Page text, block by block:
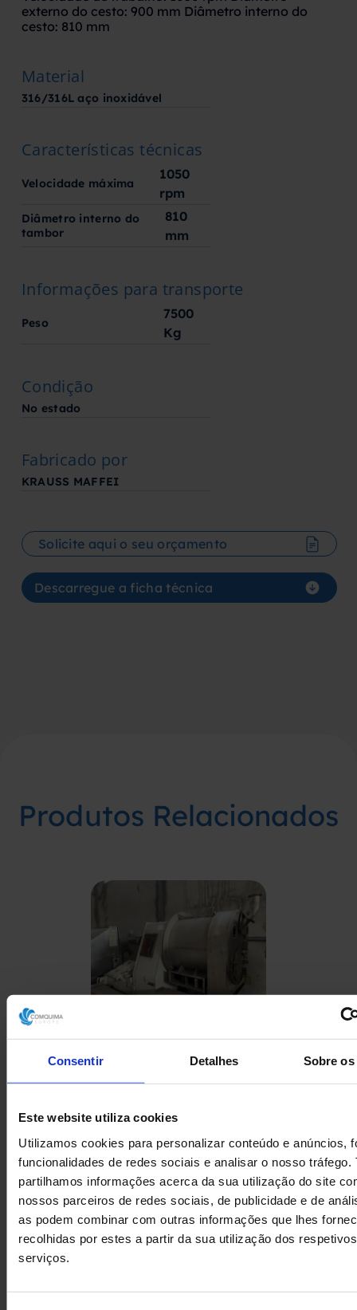
Consentir Detalhes Sobre
Este website utiliza cookies
Utilizamos cookies para personalizar conteúdo e anúncios,
funcionalidades de redes sociais e analisar o nosso tráfego.
partilhamos informações acerca da sua utilização do site
nossos parceiros de redes sociais, de publicidade e de
as podem combinar com outras informações que lhes
recolhidas por estes a partir da sua utilização dos respetivos
serviços.
externo do cesto: 900 mm Diâmetro interno do
cesto: 810 mm
Material
316/316L aço inoxidável
Características técnicas
Velocidade máxima
1050
rpm
Diâmetro interno do
tambor
810
mm
Informações para transporte
Peso
7500
Kg
Condição
No estado
Fabricado por
KRAUSS MAFFEI
Solicite aqui o seu orçamento
Descarregue a ficha técnica
Produtos Relacionados
CENTRÍFUGA DE PUSHER
USADA